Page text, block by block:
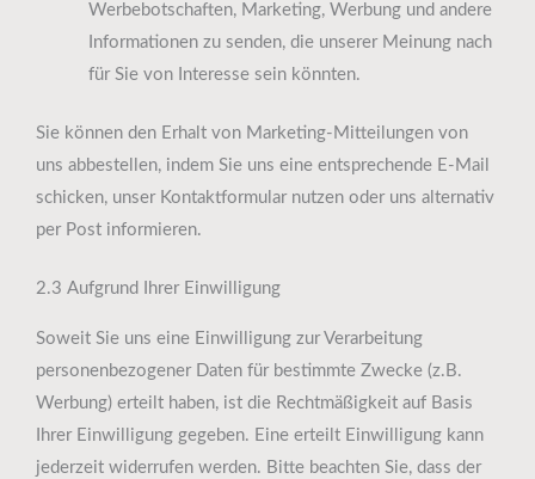
Werbebotschaften, Marketing, Werbung und andere
Informationen zu senden, die unserer Meinung nach
für Sie von Interesse sein könnten.
Sie können den Erhalt von Marketing-Mitteilungen von
uns abbestellen, indem Sie uns eine entsprechende E-Mail
schicken, unser Kontaktformular nutzen oder uns alternativ
per Post informieren.
2.3 Aufgrund Ihrer Einwilligung
Soweit Sie uns eine Einwilligung zur Verarbeitung
personenbezogener Daten für bestimmte Zwecke (z.B.
Werbung) erteilt haben, ist die Rechtmäßigkeit auf Basis
Ihrer Einwilligung gegeben. Eine erteilt Einwilligung kann
jederzeit widerrufen werden. Bitte beachten Sie, dass der